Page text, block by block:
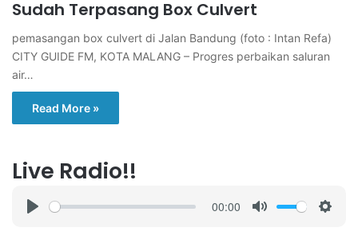
Sudah Terpasang Box Culvert
pemasangan box culvert di Jalan Bandung (foto : Intan Refa)
CITY GUIDE FM, KOTA MALANG – Progres perbaikan saluran
air…
Read More »
Live Radio!!
00:00